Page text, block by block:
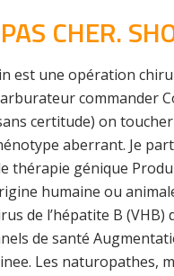
CHER.
est une opération
commander
certitude) on
aberrant. Je
thérapie génique
humaine ou
de l’hépatite B
de santé
Les naturopathes,